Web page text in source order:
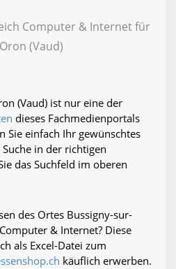
Computer & Internet für
(Vaud)
(Vaud) ist nur eine der
dieses Fachmedienportals
Sie einfach Ihr gewünschtes
in der richtigen
das Suchfeld im oberen
des Ortes Bussigny-sur-
& Internet? Diese
als Excel-Datei zum
käuflich erwerben.